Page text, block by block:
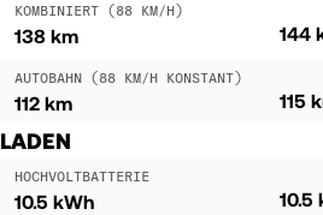
KOMBINIERT (88 KM/H)
138 km 144
AUTOBAHN (88 KM/H KONSTANT)
112 km 115
LADEN
HOCHVOLTBATTERIE
10.5 kWh 10.5